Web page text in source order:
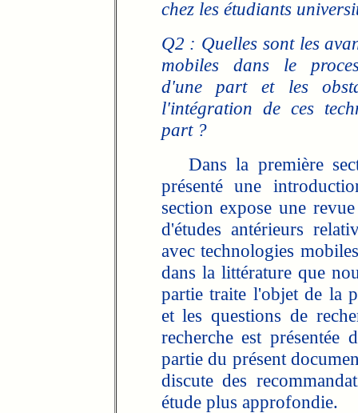
chez les étudiants
Q2 : Quelles sont les
mobiles dans le
d'une part et les
l'intégration de ces
part ?
Dans la première
présenté une
section expose une
d'études antérieurs
avec technologies
dans la littérature que
partie traite l'objet de la
et les questions de
recherche est présentée
partie du présent
discute des
étude plus approfondie.